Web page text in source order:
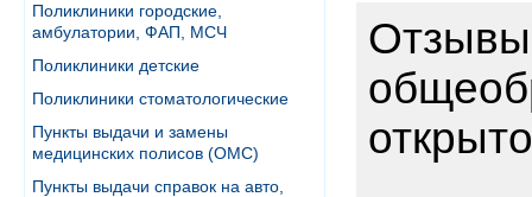
Поликлиники городские,
амбулатории, ФАП, МСЧ
Поликлиники детские
Поликлиники стоматологические
Пункты выдачи и замены
медицинских полисов (ОМС)
Пункты выдачи справок на авто,